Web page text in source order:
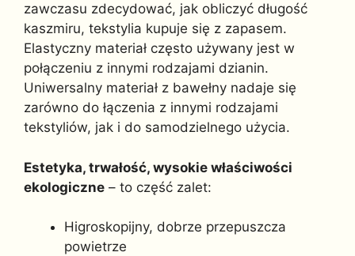
zawczasu zdecydować, jak obliczyć długość
kaszmiru, tekstylia kupuje się z zapasem.
Elastyczny materiał często używany jest w
połączeniu z innymi rodzajami dzianin.
Uniwersalny materiał z bawełny nadaje się
zarówno do łączenia z innymi rodzajami
tekstyliów, jak i do samodzielnego użycia.
Estetyka, trwałość, wysokie właściwości
ekologiczne – to część zalet:
Higroskopijny, dobrze przepuszcza
powietrze